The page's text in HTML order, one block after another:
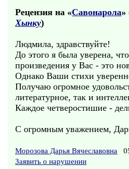
Рецензия на «Савонарола»
Хынку)
Людмила, здравствуйте!
До этого я была уверена,
произведения у Вас - это
Однако Ваши стихи
Получаю огромное
литературное, так и
Каждое четверостишие -
С огромным уважением,
Морозова Дарья Вячеславовна
Заявить о нарушении